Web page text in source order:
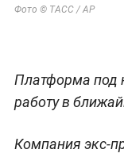
Фото © ТАСС / AP
Платформа под
работу в
Компания экс-